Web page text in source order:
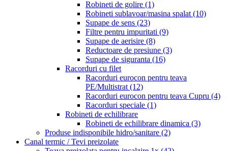
Robineti de golire (1)
Robineti sublavoar/masina spalat (10)
Supape de sens (23)
Filtre pentru impuritati (9)
Supape de aerisire (8)
Reductoare de presiune (3)
Supape de siguranta (16)
Racorduri cu filet
Racorduri eurocon pentru teava
PE/Multistrat (12)
Racorduri eurocon pentru teava Cupru (4)
Racorduri speciale (1)
Robineti de echilibrare
Robineti de echilibrare dinamica (3)
Produse indisponibile hidro/sanitare (2)
Canal termic / Tevi preizolate